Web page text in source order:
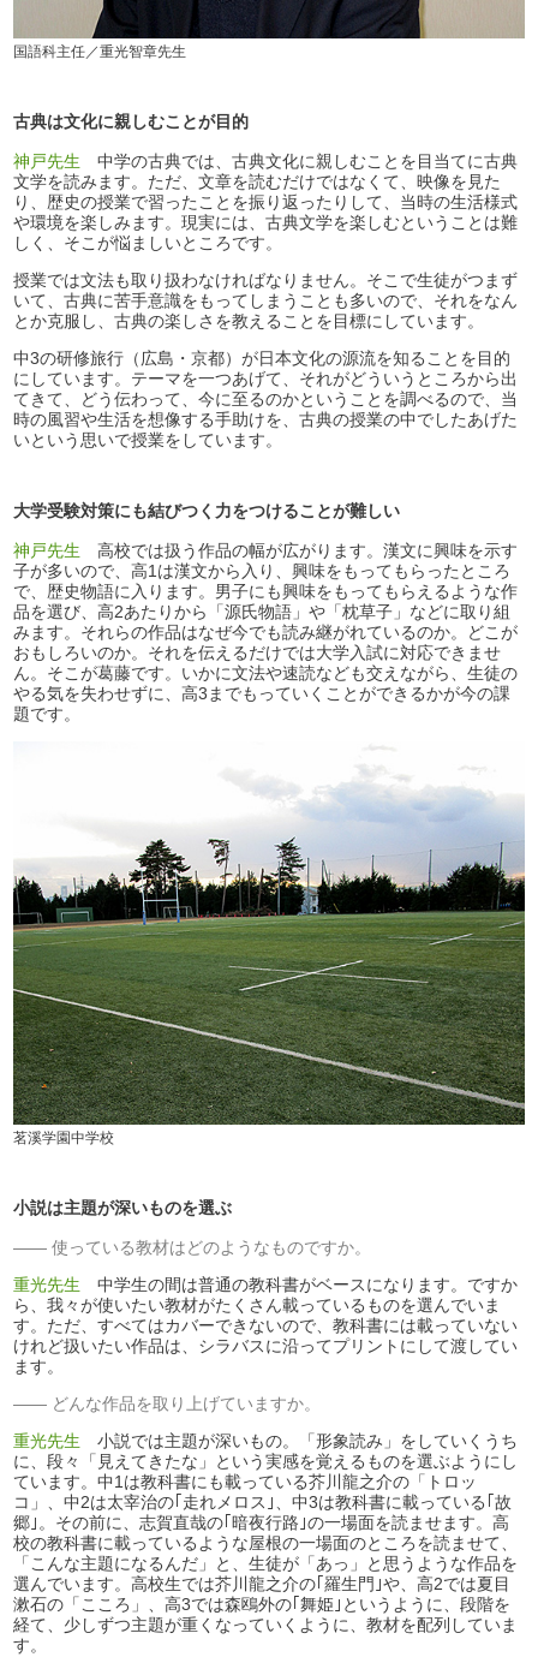
国語科主任／重光智章先生
古典は文化に親しむことが目的
神戸先生 中学の古典では、古典文化に親しむことを目当てに古典
文学を読みます。ただ、文章を読むだけではなくて、映像を見た
り、歴史の授業で習ったことを振り返ったりして、当時の生活様式
や環境を楽しみます。現実には、古典文学を楽しむということは難
しく、そこが悩ましいところです。
授業では文法も取り扱わなければなりません。そこで生徒がつまず
いて、古典に苦手意識をもってしまうことも多いので、それをなん
とか克服し、古典の楽しさを教えることを目標にしています。
中3の研修旅行（広島・京都）が日本文化の源流を知ることを目的
にしています。テーマを一つあげて、それがどういうところから出
てきて、どう伝わって、今に至るのかということを調べるので、当
時の風習や生活を想像する手助けを、古典の授業の中でしたあげた
いという思いで授業をしています。
大学受験対策にも結びつく力をつけることが難しい
神戸先生 高校では扱う作品の幅が広がります。漢文に興味を示す
子が多いので、高1は漢文から入り、興味をもってもらったところ
で、歴史物語に入ります。男子にも興味をもってもらえるような作
品を選び、高2あたりから「源氏物語」や「枕草子」などに取り組
みます。それらの作品はなぜ今でも読み継がれているのか。どこが
おもしろいのか。それを伝えるだけでは大学入試に対応できませ
ん。そこが葛藤です。いかに文法や速読なども交えながら、生徒の
やる気を失わせずに、高3までもっていくことができるかが今の課
題です。
茗溪学園中学校
小説は主題が深いものを選ぶ
使っている教材はどのようなものですか。
重光先生 中学生の間は普通の教科書がベースになります。ですか
ら、我々が使いたい教材がたくさん載っているものを選んでいま
す。ただ、すべてはカバーできないので、教科書には載っていない
けれど扱いたい作品は、シラバスに沿ってプリントにして渡してい
ます。
どんな作品を取り上げていますか。
重光先生 小説では主題が深いもの。「形象読み」をしていくうち
に、段々「見えてきたな」という実感を覚えるものを選ぶようにし
ています。中1は教科書にも載っている芥川龍之介の「トロッ
コ」、中2は太宰治の｢走れメロス｣、中3は教科書に載っている｢故
郷｣。その前に、志賀直哉の｢暗夜行路｣の一場面を読ませます。高
校の教科書に載っているような屋根の一場面のところを読ませて、
「こんな主題になるんだ」と、生徒が「あっ」と思うような作品を
選んでいます。高校生では芥川龍之介の｢羅生門｣や、高2では夏目
漱石の「こころ」、高3では森鴎外の｢舞姫｣というように、段階を
経て、少しずつ主題が重くなっていくように、教材を配列していま
す。